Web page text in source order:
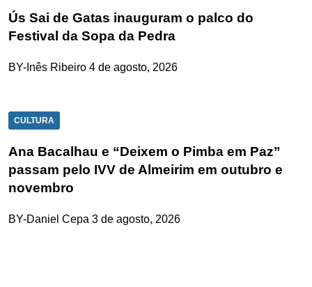
Ús Sai de Gatas inauguram o palco do
Festival da Sopa da Pedra
BY-Inês Ribeiro 4 de agosto, 2026
CULTURA
Ana Bacalhau e “Deixem o Pimba em Paz”
passam pelo IVV de Almeirim em outubro e
novembro
BY-Daniel Cepa 3 de agosto, 2026